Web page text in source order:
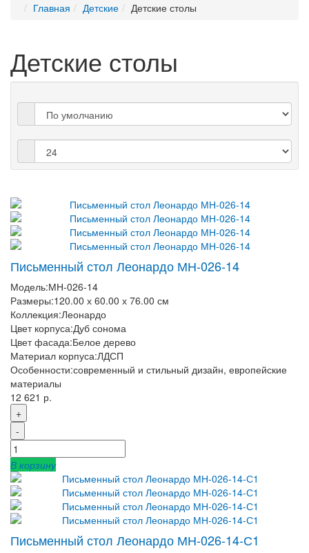
Главная
Детские Детские столы
Детские столы
Письменный стол Леонардо МН-026-14
Модель:МН-026-14
Размеры:120.00 х 60.00 х 76.00 см
Коллекция:Леонардо
Цвет корпуса:Дуб сонома
Цвет фасада:Белое дерево
Материал корпуса:ЛДСП
Особенности:современный и стильный дизайн, европейские
материалы
12 621 р.
+
-
В корзину
Письменный стол Леонардо МН-026-14-С1